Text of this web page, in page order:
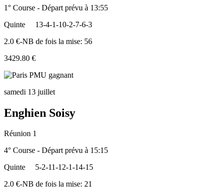
1° Course - Départ prévu à 13:55
Quinte
13-4-1-10-2-7-6-3
2.0 €-NB de fois la mise: 56
3429.80 €
samedi 13 juillet
Enghien Soisy
Réunion 1
4° Course - Départ prévu à 15:15
Quinte
5-2-11-12-1-14-15
2.0 €-NB de fois la mise: 21